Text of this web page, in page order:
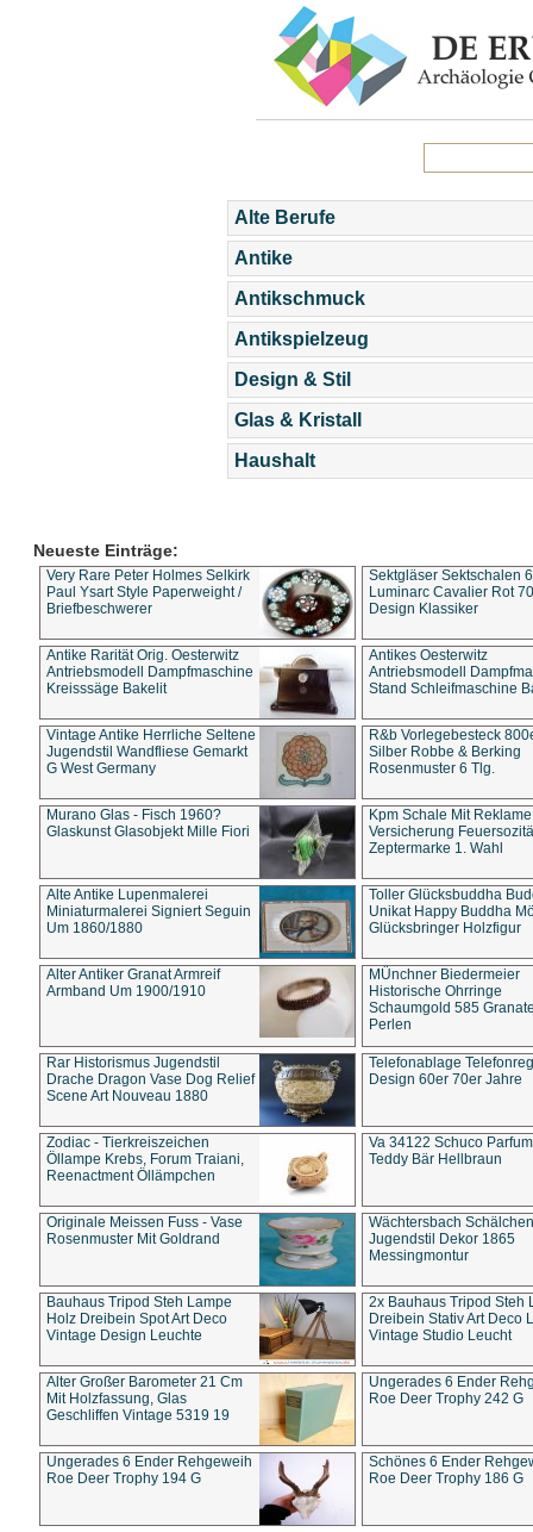
Alte Berufe
Antike
Antikschmuck
Antikspielzeug
Design & Stil
Glas & Kristall
Haushalt
Neueste Einträge:
Very Rare Peter Holmes Selkirk
Paul Ysart Style Paperweight /
Briefbeschwerer
Sektgläser Sektschalen
Luminarc Cavalier Rot
Design Klassiker
Antike Rarität Orig. Oesterwitz
Antriebsmodell Dampfmaschine
Kreisssäge Bakelit
Antikes Oesterwitz
Antriebsmodell
Stand Schleifmaschine
Vintage Antike Herrliche Seltene
Jugendstil Wandfliese Gemarkt
G West Germany
R&b Vorlegebesteck
Silber Robbe & Berking
Rosenmuster 6 Tlg.
Murano Glas - Fisch 1960?
Glaskunst Glasobjekt Mille Fiori
Kpm Schale Mit Reklame
Versicherung
Zeptermarke 1. Wahl
Alte Antike Lupenmalerei
Miniaturmalerei Signiert Seguin
Um 1860/1880
Toller Glücksbuddha
Unikat Happy Buddha
Glücksbringer Holzfigur
Alter Antiker Granat Armreif
Armband Um 1900/1910
MÜnchner Biedermeier
Historische Ohrringe
Schaumgold 585
Perlen
Rar Historismus Jugendstil
Drache Dragon Vase Dog Relief
Scene Art Nouveau 1880
Telefonablage
Design 60er 70er Jahre
Zodiac - Tierkreiszeichen
Öllampe Krebs, Forum Traiani,
Reenactment Öllämpchen
Va 34122 Schuco
Teddy Bär Hellbraun
Originale Meissen Fuss - Vase
Rosenmuster Mit Goldrand
Wächtersbach Schälchen
Jugendstil Dekor 1865
Messingmontur
Bauhaus Tripod Steh Lampe
Holz Dreibein Spot Art Deco
Vintage Design Leuchte
2x Bauhaus Tripod Steh
Dreibein Stativ Art Deco
Vintage Studio Leucht
Alter Großer Barometer 21 Cm
Mit Holzfassung, Glas
Geschliffen Vintage 5319 19
Ungerades 6 Ender
Roe Deer Trophy 242 G
Ungerades 6 Ender Rehgeweih
Roe Deer Trophy 194 G
Schönes 6 Ender
Roe Deer Trophy 186 G